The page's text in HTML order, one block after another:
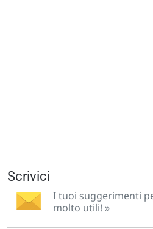
Scrivici
I tuoi suggerimenti
molto utili! »